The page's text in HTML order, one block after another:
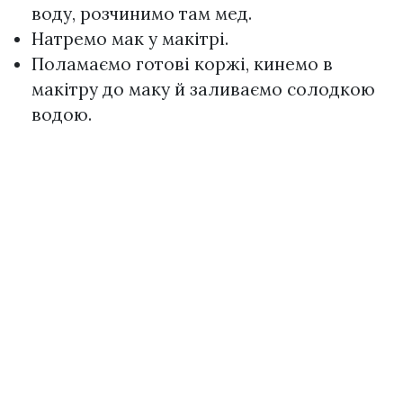
воду, розчинимо там мед.
Натремо мак у макітрі.
Поламаємо готові коржі, кинемо в
макітру до маку й заливаємо солодкою
водою.